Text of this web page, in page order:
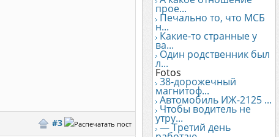
прое...
Печально то, что МСБ
н...
Какие-то странные у
ва...
Один родственник был
л...
Fotos
38-дорожечный
магнитоф...
Автомобиль ИЖ-2125 ...
Чтобы водитель не
утру...
— Третий день
#3